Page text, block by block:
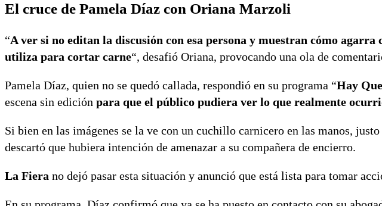
El cruce de Pamela Díaz con Oriana Marzoli
“A ver si no editan la discusión con esa persona y muestran cómo agarra
utiliza para cortar carne“, desafió Oriana, provocando una ola de
Pamela Díaz, quien no se quedó callada, respondió en su programa “Hay
escena sin edición para que el público pudiera ver lo que realmente
Si bien en las imágenes se la ve con un cuchillo carnicero en las manos,
descartó que hubiera intención de amenazar a su compañera de encierro.
La Fiera no dejó pasar esta situación y anunció que está lista para tomar